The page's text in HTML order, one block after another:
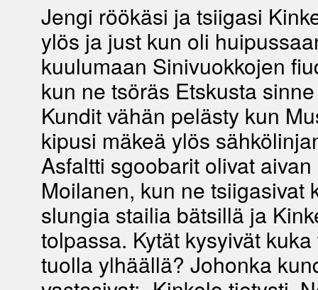
Jengi röökäsi ja tsiigasi
ylös ja just kun oli
kuulumaan Sinivuokkojen
kun ne tsöräs Etskusta
Kundit vähän pelästy kun
kipusi mäkeä ylös
Asfaltti sgoobarit olivat aivan
Moilanen, kun ne tsiigasivat
slungia stailia bätsillä ja
tolpassa. Kytät kysyivät
tuolla ylhäällä? Johonka